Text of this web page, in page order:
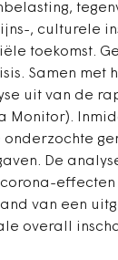
, culturele
toekomst.
Samen met
uit van de
Monitor).
onderzochte
De
van een
overall